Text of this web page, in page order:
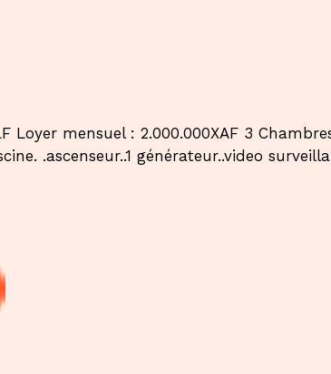
Loyer mensuel : 2.000.000XAF 3
.ascenseur..1 générateur..video